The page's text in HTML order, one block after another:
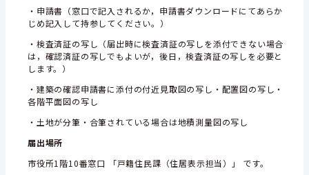
・申請書（窓口で記入されるか，申請書ダウンロードにてあらか
じめ記入して持参してください。）
・検査済証の写し（届出時に検査済証の写しを添付できない場合
は，確認済証の写しでもよいが，後日，検査済証の写しを必要と
します。）
・建築の確認申請書に添付の付近見取図の写し・配置図の写し・
各階平面図の写し
・土地が分筆・合筆されている場合は地積測量図の写し
届出場所
市役所1階10番窓口 「戸籍住民課（住居表示担当）」 です。